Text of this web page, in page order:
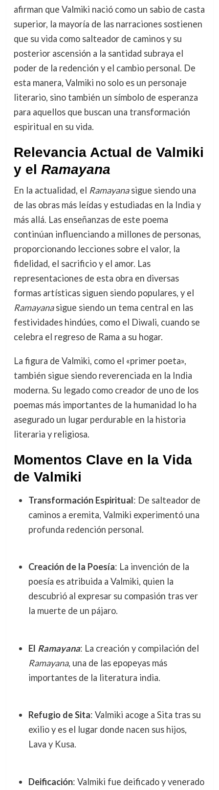
afirman que Valmiki nació como un sabio de casta
superior, la mayoría de las narraciones sostienen
que su vida como salteador de caminos y su
posterior ascensión a la santidad subraya el
poder de la redención y el cambio personal. De
esta manera, Valmiki no solo es un personaje
literario, sino también un símbolo de esperanza
para aquellos que buscan una transformación
espiritual en su vida.
Relevancia Actual de Valmiki
y el Ramayana
En la actualidad, el Ramayanasigue siendo una
de las obras más leídas y estudiadas en la India y
más allá. Las enseñanzas de este poema
continúan influenciando a millones de personas,
proporcionando lecciones sobre el valor, la
fidelidad, el sacrificio y el amor. Las
representaciones de esta obra en diversas
formas artísticas siguen siendo populares, y el
Ramayanasigue siendo un tema central en las
festividades hindúes, como el Diwali, cuando se
celebra el regreso de Rama a su hogar.
La figura de Valmiki, como el «primer poeta»,
también sigue siendo reverenciada en la India
moderna. Su legado como creador de uno de los
poemas más importantes de la humanidad lo ha
asegurado un lugar perdurable en la historia
literaria y religiosa.
Momentos Clave en la Vida
de Valmiki
Transformación Espiritual: De salteador de
caminos a eremita, Valmiki experimentó una
profunda redención personal.
Creación de la Poesía: La invención de la
poesía es atribuida a Valmiki, quien la
descubrió al expresar su compasión tras ver
la muerte de un pájaro.
El Ramayana: La creación y compilación del
Ramayana, una de las epopeyas más
importantes de la literatura india.
Refugio de Sita: Valmiki acoge a Sita tras su
exilio y es el lugar donde nacen sus hijos,
Lava y Kusa.
Deificación: Valmiki fue deificado y venerado